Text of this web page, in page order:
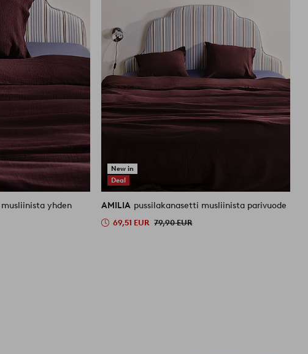
yhden
New in
Deal
AMILIA pussilakanasetti musliinista parivuode
69,51 EUR 79,90 EUR